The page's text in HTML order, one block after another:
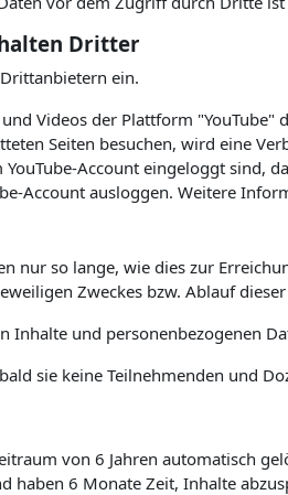
Dritter
ein.
Videos der Plattform
Seiten besuchen, wird eine
YouTube-Account eingeloggt
Account ausloggen. Weitere
nur so lange, wie dies zur
Zweckes bzw. Ablauf
Inhalte und personenbezogenen
sie keine Teilnehmenden und
von 6 Jahren automatisch
haben 6 Monate Zeit, Inhalte